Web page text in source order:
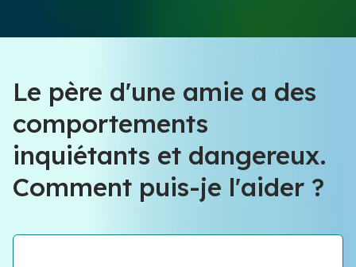
Équipe VIOLENCE QUE FAIRE
Meet our team
Le père d'une amie a des
comportements
inquiétants et dangereux.
Comment puis-je l'aider ?